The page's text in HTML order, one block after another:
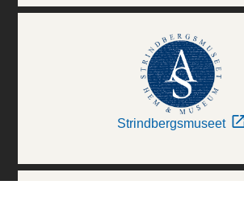
Strindbergsmuseet